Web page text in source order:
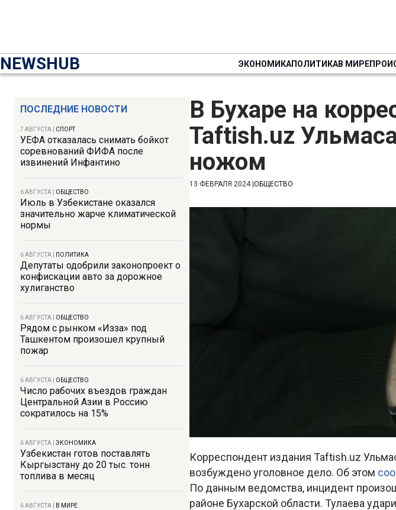
NEWSHUB ЭКОНОМИКАПОЛИТИКАВ МИРЕ
ПОСЛЕДНИЕ НОВОСТИ
7 АВГУСТА СПОРТ
УЕФА отказалась снимать бойкот
соревнований ФИФА после
извинений Инфантино
6 АВГУСТА ОБЩЕСТВО
Июль в Узбекистане оказался
значительно жарче климатической
нормы
6 АВГУСТА ПОЛИТИКА
Депутаты одобрили законопроект о
конфискации авто за дорожное
хулиганство
6 АВГУСТА ОБЩЕСТВО
Рядом с рынком «Изза» под
Ташкентом произошел крупный
пожар
6 АВГУСТА ОБЩЕСТВО
Число рабочих въездов граждан
Центральной Азии в Россию
сократилось на 15%
6 АВГУСТА ЭКОНОМИКА
Узбекистан готов поставлять
Кыргызстану до 20 тыс. тонн
топлива в месяц
6 АВГУСТА В МИРЕ
В Бухаре на
Taftish.uz
ножом
13 ФЕВРАЛЯ 2024| ОБЩЕСТВО
Корреспондент издания Taftish.uz
возбуждено уголовное дело. Об этом
По данным ведомства, инцидент
районе Бухарской области. Тулаева